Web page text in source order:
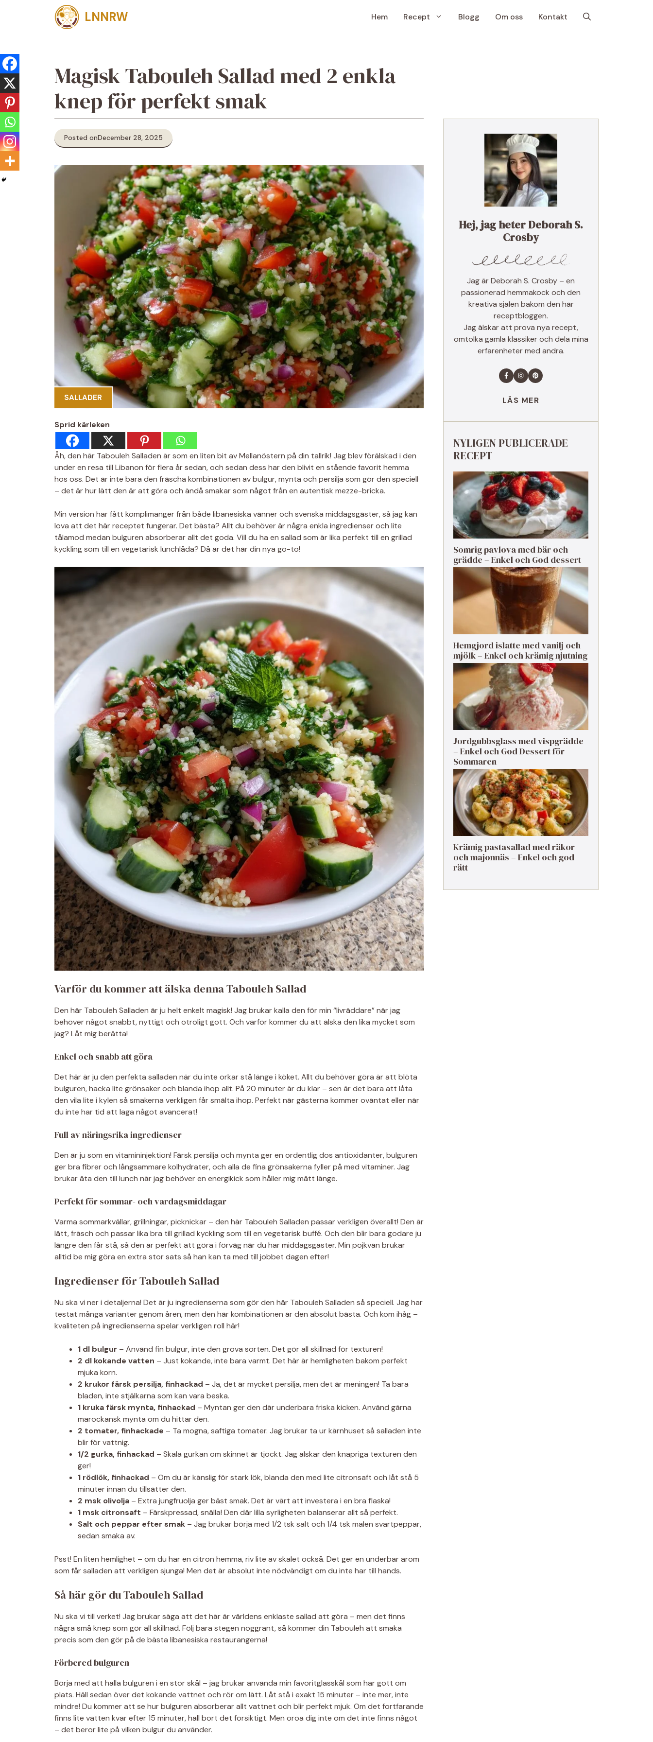
LNNRW Hem Recept Blogg Om oss Kontakt
Magisk Tabouleh Sallad med 2 enkla
knep för perfekt smak
Posted onDecember 28, 2025
SALLADER
Sprid kärleken
Åh, den här Tabouleh Salladen är som en liten bit av Mellanöstern på din tallrik! Jag blev förälskad i den
under en resa till Libanon för flera år sedan, och sedan dess har den blivit en stående favorit hemma
hos oss. Det är inte bara den fräscha kombinationen av bulgur, mynta och persilja som gör den speciell
– det är hur lätt den är att göra och ändå smakar som något från en autentisk mezze-bricka.
Min version har fått komplimanger från både libanesiska vänner och svenska middagsgäster, så jag kan
lova att det här receptet fungerar. Det bästa? Allt du behöver är några enkla ingredienser och lite
tålamod medan bulguren absorberar allt det goda. Vill du ha en sallad som är lika perfekt till en grillad
kyckling som till en vegetarisk lunchlåda? Då är det här din nya go-to!
Varför du kommer att älska denna Tabouleh Sallad
Den här Tabouleh Salladen är ju helt enkelt magisk! Jag brukar kalla den för min “livräddare” när jag
behöver något snabbt, nyttigt och otroligt gott. Och varför kommer du att älska den lika mycket som
jag? Låt mig berätta!
Enkel och snabb att göra
Det här är ju den perfekta salladen när du inte orkar stå länge i köket. Allt du behöver göra är att blöta
bulguren, hacka lite grönsaker och blanda ihop allt. På 20 minuter är du klar – sen är det bara att låta
den vila lite i kylen så smakerna verkligen får smälta ihop. Perfekt när gästerna kommer oväntat eller när
du inte har tid att laga något avancerat!
Full av näringsrika ingredienser
Den är ju som en vitamininjektion! Färsk persilja och mynta ger en ordentlig dos antioxidanter, bulguren
ger bra fibrer och långsammare kolhydrater, och alla de fina grönsakerna fyller på med vitaminer. Jag
brukar äta den till lunch när jag behöver en energikick som håller mig mätt länge.
Perfekt för sommar- och vardagsmiddagar
Varma sommarkvällar, grillningar, picknickar – den här Tabouleh Salladen passar verkligen överallt! Den är
lätt, fräsch och passar lika bra till grillad kyckling som till en vegetarisk buffé. Och den blir bara godare ju
längre den får stå, så den är perfekt att göra i förväg när du har middagsgäster. Min pojkvän brukar
alltid be mig göra en extra stor sats så han kan ta med till jobbet dagen efter!
Ingredienser för Tabouleh Sallad
Nu ska vi ner i detaljerna! Det är ju ingredienserna som gör den här Tabouleh Salladen så speciell. Jag har
testat många varianter genom åren, men den här kombinationen är den absolut bästa. Och kom ihåg –
kvaliteten på ingredienserna spelar verkligen roll här!
1 dl bulgur – Använd fin bulgur, inte den grova sorten. Det gör all skillnad för texturen!
2 dl kokande vatten – Just kokande, inte bara varmt. Det här är hemligheten bakom perfekt
mjuka korn.
2 krukor färsk persilja, finhackad – Ja, det är mycket persilja, men det är meningen! Ta bara
bladen, inte stjälkarna som kan vara beska.
1 kruka färsk mynta, finhackad – Myntan ger den där underbara friska kicken. Använd gärna
marockansk mynta om du hittar den.
2 tomater, finhackade – Ta mogna, saftiga tomater. Jag brukar ta ur kärnhuset så salladen inte
blir för vattnig.
1/2 gurka, finhackad – Skala gurkan om skinnet är tjockt. Jag älskar den knapriga texturen den
ger!
1 rödlök, finhackad – Om du är känslig för stark lök, blanda den med lite citronsaft och låt stå 5
minuter innan du tillsätter den.
2 msk olivolja – Extra jungfruolja ger bäst smak. Det är värt att investera i en bra flaska!
1 msk citronsaft – Färskpressad, snälla! Den där lilla syrligheten balanserar allt så perfekt.
Salt och peppar efter smak – Jag brukar börja med 1/2 tsk salt och 1/4 tsk malen svartpeppar,
sedan smaka av.
Psst! En liten hemlighet – om du har en citron hemma, riv lite av skalet också. Det ger en underbar arom
som får salladen att verkligen sjunga! Men det är absolut inte nödvändigt om du inte har till hands.
Så här gör du Tabouleh Sallad
Nu ska vi till verket! Jag brukar säga att det här är världens enklaste sallad att göra – men det finns
några små knep som gör all skillnad. Följ bara stegen noggrant, så kommer din Tabouleh att smaka
precis som den gör på de bästa libanesiska restaurangerna!
Förbered bulguren
Börja med att hälla bulguren i en stor skål – jag brukar använda min favoritglasskål som har gott om
plats. Häll sedan över det kokande vattnet och rör om lätt. Låt stå i exakt 15 minuter – inte mer, inte
mindre! Du kommer att se hur bulguren absorberar allt vattnet och blir perfekt mjuk. Om det fortfarande
finns lite vatten kvar efter 15 minuter, häll bort det försiktigt. Men oroa dig inte om det inte finns något
– det beror lite på vilken bulgur du använder.
Hej, jag heter Deborah S.
Crosby
Jag är Deborah S. Crosby – en
passionerad hemmakock och den
kreativa själen bakom den här
receptbloggen.
Jag älskar att prova nya recept,
omtolka gamla klassiker och dela mina
erfarenheter med andra.
LÄS MER
NYLIGEN PUBLICERADE
RECEPT
Somrig pavlova med bär och
grädde – Enkel och God dessert
Hemgjord islatte med vanilj och
mjölk – Enkel och krämig njutning
Jordgubbsglass med vispgrädde
– Enkel och God Dessert för
Sommaren
Krämig pastasallad med räkor
och majonnäs – Enkel och god
rätt